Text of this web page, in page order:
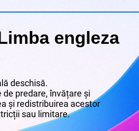
engleza
deschisă.
predare, învățare și
și redistribuirea acestor
sau limitare.